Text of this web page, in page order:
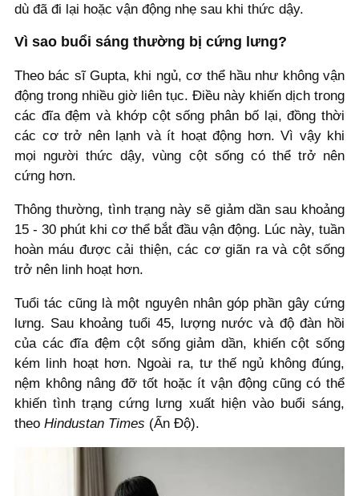
dù đã đi lại hoặc vận động nhẹ sau khi thức dậy.
Vì sao buổi sáng thường bị cứng lưng?
Theo bác sĩ Gupta, khi ngủ, cơ thể hầu như không vận
động trong nhiều giờ liên tục. Điều này khiến dịch trong
các đĩa đệm và khớp cột sống phân bố lại, đồng thời
các cơ trở nên lạnh và ít hoạt động hơn. Vì vậy khi
mọi người thức dậy, vùng cột sống có thể trở nên
cứng hơn.
Thông thường, tình trạng này sẽ giảm dần sau khoảng
15 - 30 phút khi cơ thể bắt đầu vận động. Lúc này, tuần
hoàn máu được cải thiện, các cơ giãn ra và cột sống
trở nên linh hoạt hơn.
Tuổi tác cũng là một nguyên nhân góp phần gây cứng
lưng. Sau khoảng tuổi 45, lượng nước và độ đàn hồi
của các đĩa đệm cột sống giảm dần, khiến cột sống
kém linh hoạt hơn. Ngoài ra, tư thế ngủ không đúng,
nệm không nâng đỡ tốt hoặc ít vận động cũng có thể
khiến tình trạng cứng lưng xuất hiện vào buổi sáng,
theo Hindustan Times (Ấn Độ).